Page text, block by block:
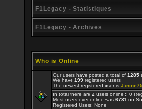
F1Legacy - Statistiques
F1Legacy - Archives
Who is Online
Our users have posted a total of 1285
We have 199 registered users
The newest registered user is Janine75
In total there are 2 users online :: 0
Most users ever online was 6731 on
Registered Users: None